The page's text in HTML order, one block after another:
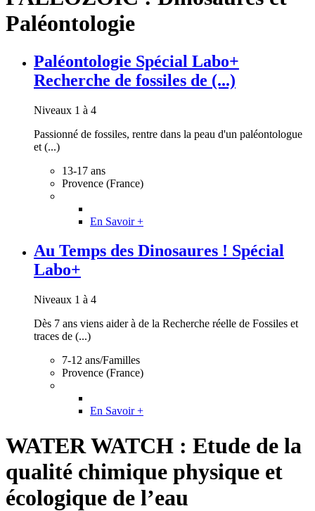
Paléontologie
Paléontologie Spécial Labo+
Recherche de fossiles de (...)
Niveaux 1 à 4
Passionné de fossiles, rentre dans la peau d'un paléontologue
et (...)
13-17 ans
Provence (France)
En Savoir +
Au Temps des Dinosaures ! Spécial
Labo+
Niveaux 1 à 4
Dès 7 ans viens aider à de la Recherche réelle de Fossiles et
traces de (...)
7-12 ans/Familles
Provence (France)
En Savoir +
WATER WATCH : Etude de la
qualité chimique physique et
écologique de l’eau